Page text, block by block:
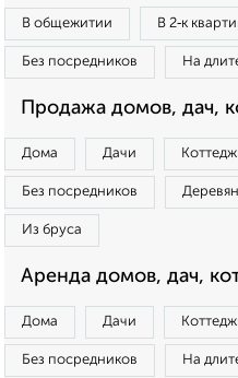
В общежитии В 2‑к
Без посредников На
Продажа домов, дач,
Дома Дачи
Без посредников
Из бруса
Аренда домов, дач,
Дома Дачи
Без посредников На